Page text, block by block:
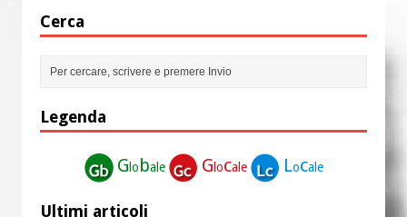
Cerca
Legenda
Globale Glocale Locale
Ultimi articoli